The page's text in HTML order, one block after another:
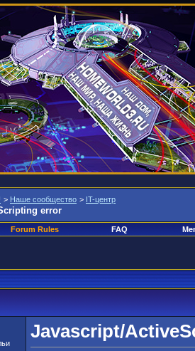
> Наше сообщество > IT-центр
error
Forum Rules FAQ
Javascript/